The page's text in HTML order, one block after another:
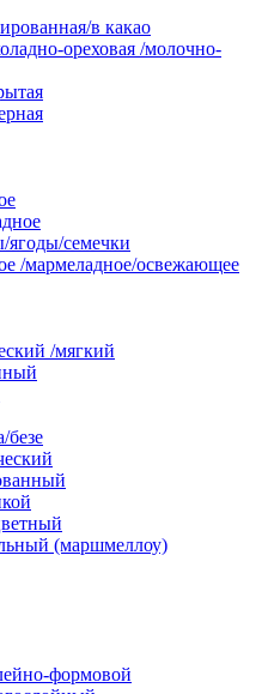
в какао
ореховая /молочно-
семечки
/мармеладное/освежающее
/мягкий
безе
(маршмеллоу)
формовой